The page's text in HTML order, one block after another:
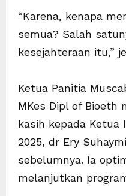
“Karena, kenapa
semua? Salah
kesejahteraan itu,”
Ketua Panitia
MKes Dipl of Bioeth
kasih kepada Ketua
2025, dr Ery
sebelumnya. Ia
melanjutkan